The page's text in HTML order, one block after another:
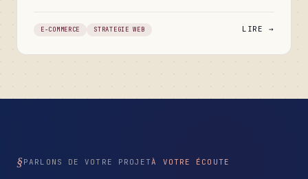
vers une boutique sur mesure, sans casser son CA
E-COMMERCE STRATEGIE WEB LIRE →
PARLONS DE VOTRE PROJETÀ VOTRE ÉCOUTE